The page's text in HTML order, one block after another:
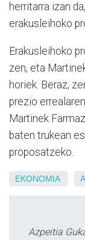
herritarra izan
erakusleihoko
Erakusleihoko
zen, eta
horiek. Beraz,
prezio
Martinek
baten trukean
proposatzeko.
EKONOMIA
Azpeitia